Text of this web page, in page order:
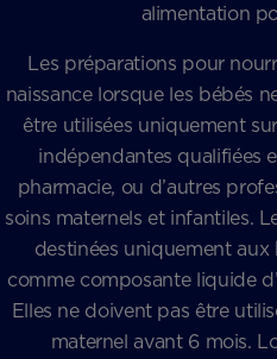
alimentation
Les préparations pour
naissance lorsque les bébés
être utilisées uniquement
indépendantes qualifiées
pharmacie, ou d’autres
soins maternels et infantiles.
destinées uniquement
comme composante liquide
Elles ne doivent pas être
maternel avant 6 mois.